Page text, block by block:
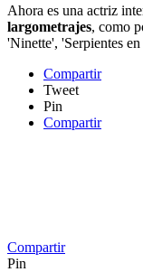
Ahora es una actriz
largometrajes, como
'Ninette', 'Serpientes
Compartir
Tweet
Pin
Compartir
Compartir
Pin